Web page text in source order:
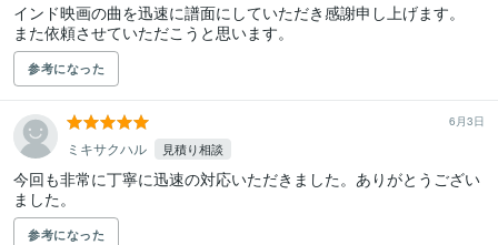
インド映画の曲を迅速に譜面にしていただき感謝申し上げます。
また依頼させていただこうと思います。
参考になった
6月3日
ミキサクハル 見積り相談
今回も非常に丁寧に迅速の対応いただきました。ありがとうござい
ました。
参考になった